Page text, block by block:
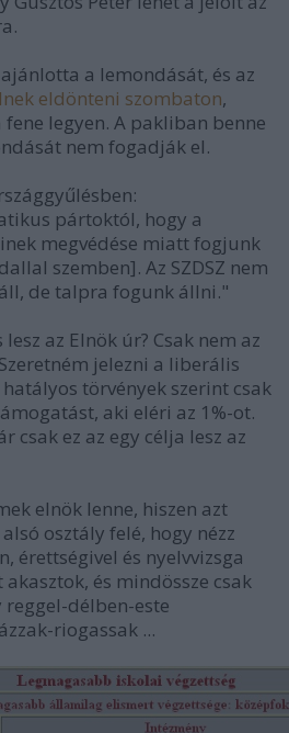
a lemondását, és az
eldönteni szombaton,
legyen. A pakliban benne
nem fogadják el.
pártoktól, hogy a
megvédése miatt fogjunk
szemben]. Az SZDSZ nem
de talpra fogunk állni."
az Elnök úr? Csak nem az
jelezni a liberális
törvények szerint csak
aki eléri az 1%-ot.
csak ez az egy célja lesz az
elnök lenne, hiszen azt
osztály felé, hogy nézz
érettségivel és nyelvvizsga
és mindössze csak
délben-este
riogassak ...